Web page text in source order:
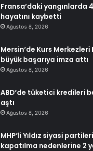
Fransa’daki yangınlarda
hayatını kaybetti
Ağustos 8, 2026
Mersin’de Kurs Merkezleri
büyük başarıya imza attı
Ağustos 8, 2026
ABD’de tüketici kredileri
aştı
Ağustos 8, 2026
MHP’li Yıldız siyasi
kapatılma nedenlerine 2